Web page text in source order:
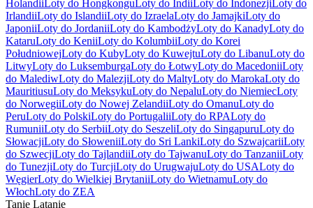
HolandiiLoty do HongkonguLoty do IndiiLoty do IndonezjiLoty do
IrlandiiLoty do IslandiiLoty do IzraelaLoty do JamajkiLoty do
JaponiiLoty do JordaniiLoty do KambodżyLoty do KanadyLoty do
KataruLoty do KeniiLoty do KolumbiiLoty do Korei
PołudniowejLoty do KubyLoty do KuwejtuLoty do LibanuLoty do
LitwyLoty do LuksemburgaLoty do ŁotwyLoty do MacedoniiLoty
do MalediwLoty do MalezjiLoty do MaltyLoty do MarokaLoty do
MauritiusuLoty do MeksykuLoty do NepaluLoty do NiemiecLoty
do NorwegiiLoty do Nowej ZelandiiLoty do OmanuLoty do
PeruLoty do PolskiLoty do PortugaliiLoty do RPALoty do
RumuniiLoty do SerbiiLoty do SeszeliLoty do SingapuruLoty do
SłowacjiLoty do SłoweniiLoty do Sri LankiLoty do SzwajcariiLoty
do SzwecjiLoty do TajlandiiLoty do TajwanuLoty do TanzaniiLoty
do TunezjiLoty do TurcjiLoty do UrugwajuLoty do USALoty do
WęgierLoty do Wielkiej BrytaniiLoty do WietnamuLoty do
WłochLoty do ZEA
Tanie Latanie